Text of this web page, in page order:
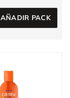
AÑADIR PACK